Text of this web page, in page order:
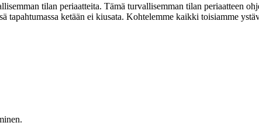
tilan periaatteita. Tämä turvallisemman tilan periaatteen
ketään ei kiusata. Kohtelemme kaikki toisiamme